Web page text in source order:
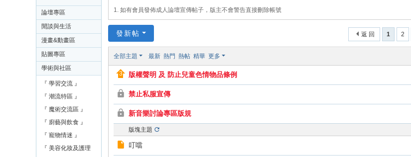
畫
天
下
論
壇
綜
論壇專區
閒談與生活
漫畫&動畫區
貼圖專區
學術與社區
『 學習交流 』
『 潮流特區 』
『 魔術交流區 』
『 廚藝與飲食 』
『 寵物情迷 』
『 美容化妝及護理
1. 如有會員發佈成人論壇宣傳帖子，版主不會警告直接刪除帳號
1 2
返 回
發新帖
全部主題 最新 熱門 熱帖 精華 更多
版權聲明 及 防止兒童色情物品條例
禁止私服宣傳
新音樂討論專區版規
版塊主題
叮噹